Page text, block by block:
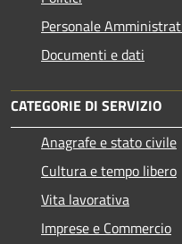
Personale
Documenti e dati
CATEGORIE DI SERVIZIO
Anagrafe e stato civile
Cultura e tempo libero
Vita lavorativa
Imprese e Commercio